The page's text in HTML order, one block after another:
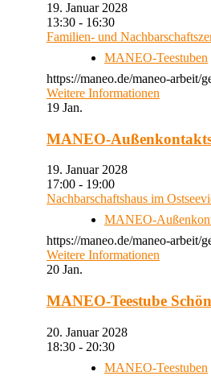
19. Januar 2028
13:30 - 16:30
Familien- und
MANEO-Teestuben
https://maneo.de/maneo-arbeit/
Weitere Informationen
19 Jan.
MANEO-
19. Januar 2028
17:00 - 19:00
Nachbarschaftshaus im
MANEO-
https://maneo.de/maneo-arbeit/
Weitere Informationen
20 Jan.
MANEO-Teestube
20. Januar 2028
18:30 - 20:30
MANEO-Teestuben